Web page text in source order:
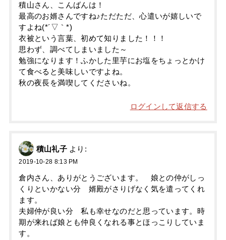
積山さん、こんばんは！
最高のお婿さんですね♪ただただ、心遣いが嬉しいで
すよね(*´▽｀*)
衣被という言葉、初めて知りました！！！
思わず、調べてしまいました～
勉強になります！ふかした里芋にお塩をちょっとかけ
て食べると美味しいですよね。
秋の夜長を満喫してくださいね。
ログインして返信する
積山礼子 より:
2019-10-28 8:13 PM
倉内さん、ありがとうございます。 娘との仲がしっ
くりといかない分 婿殿がさりげなく気を遣ってくれ
ます。
夫婦仲が良い分 私も幸せなのだと思っています。時
期が来れば娘とも仲良くなれる事とほっこりしていま
す。